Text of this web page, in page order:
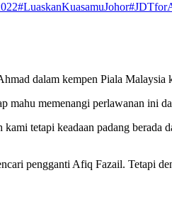
#LuaskanKuasamuJohor
dalam kempen Piala
memenangi perlawanan ini
tetapi keadaan padang
pengganti Afiq Fazail. Tetapi